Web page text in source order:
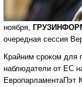
ноября,
очередная сессия
Крайним сроком для
наблюдатели от ЕС
ЕвропарламентаПэт